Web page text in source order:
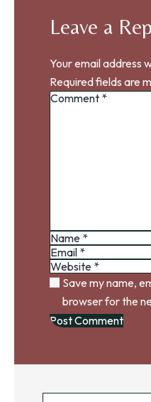
Leave a
Your email address
Required fields are
Save my name,
browser for the